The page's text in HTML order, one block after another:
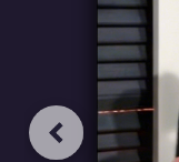
Point Dance